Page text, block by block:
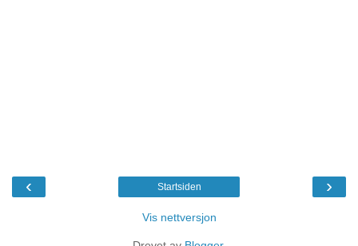
‹ ›
Startsiden
Vis nettversjon